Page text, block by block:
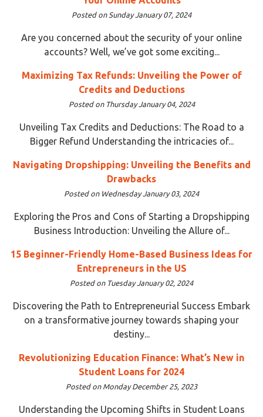
Posted on Sunday January 07, 2024
Are you concerned about the security of your online
accounts? Well, we’ve got some exciting...
Maximizing Tax Refunds: Unveiling the Power of
Credits and Deductions
Posted on Thursday January 04, 2024
Unveiling Tax Credits and Deductions: The Road to a
Bigger Refund Understanding the intricacies of...
Navigating Dropshipping: Unveiling the Benefits and
Drawbacks
Posted on Wednesday January 03, 2024
Exploring the Pros and Cons of Starting a Dropshipping
Business Introduction: Unveiling the Allure of...
15 Beginner-Friendly Home-Based Business Ideas for
Entrepreneurs in the US
Posted on Tuesday January 02, 2024
Discovering the Path to Entrepreneurial Success Embark
on a transformative journey towards shaping your
destiny...
Revolutionizing Education Finance: What’s New in
Student Loans for 2024
Posted on Monday December 25, 2023
Understanding the Upcoming Shifts in Student Loans